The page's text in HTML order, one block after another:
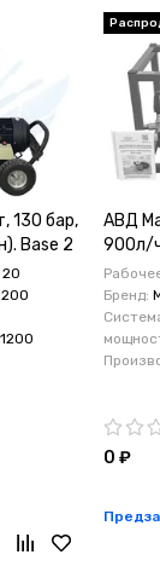
130 бар,
Base 2
20
200
1200
АВД
900л/
Base
Бренд:
0 ₽